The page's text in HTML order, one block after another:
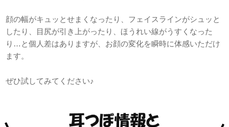
顔の幅がキュッとせまくなったり、フェイスラインがシュッと
したり、目尻が引き上がったり、ほうれい線がうすくなった
り…と個人差はありますが、お顔の変化を瞬時に体感いただけ
ます。
ぜひ試してみてください♪